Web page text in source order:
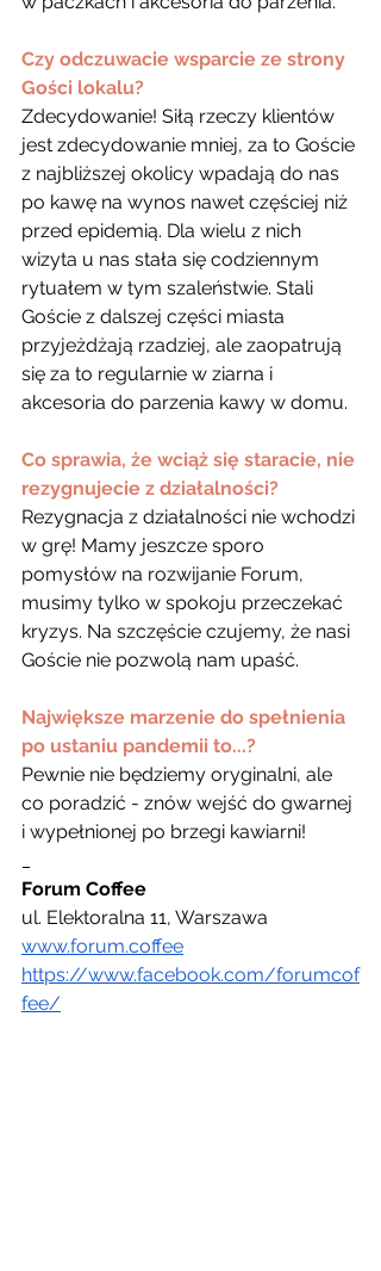
Czy odczuwacie wsparcie ze strony
Gości lokalu?
Zdecydowanie! Siłą rzeczy klientów
jest zdecydowanie mniej, za to Goście
z najbliższej okolicy wpadają do nas
po kawę na wynos nawet częściej niż
przed epidemią. Dla wielu z nich
wizyta u nas stała się codziennym
rytuałem w tym szaleństwie. Stali
Goście z dalszej części miasta
przyjeżdżają rzadziej, ale zaopatrują
się za to regularnie w ziarna i
akcesoria do parzenia kawy w domu.
Co sprawia, że wciąż się staracie, nie
rezygnujecie z działalności?
Rezygnacja z działalności nie wchodzi
w grę! Mamy jeszcze sporo
pomysłów na rozwijanie Forum,
musimy tylko w spokoju przeczekać
kryzys. Na szczęście czujemy, że nasi
Goście nie pozwolą nam upaść.
Największe marzenie do spełnienia
po ustaniu pandemii to...?
Pewnie nie będziemy oryginalni, ale
co poradzić - znów wejść do gwarnej
i wypełnionej po brzegi kawiarni!
Forum Coffee
ul. Elektoralna 11, Warszawa
www.forum.coffee
https://www.facebook.com/forumcof
fee/